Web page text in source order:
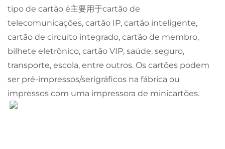
tipo de cartão é主要用于cartão de
telecomunicações, cartão IP, cartão inteligente,
cartão de circuito integrado, cartão de membro,
bilhete eletrônico, cartão VIP, saúde, seguro,
transporte, escola, entre outros. Os cartões podem
ser pré-impressos/serigráficos na fábrica ou
impressos com uma impressora de minicartões.